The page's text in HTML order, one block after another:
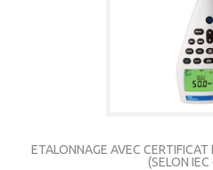
ETALONNAGE AVEC
(SELON